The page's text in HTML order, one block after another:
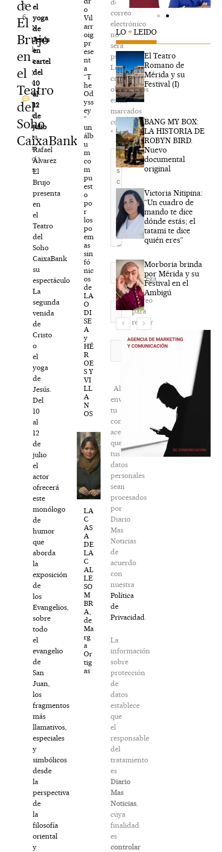
de
El
Brujo
en
el
Teatro
del
Soho
CaixaBank
2
6
N
o
h
a
y
c
o
m
e
n
ta
ri
o
s
el
yoga
de
Jesús
en
cartel
del
10
al
12
de
julio
Rafael
Álvarez
El
Brujo
presenta
en
el
Teatro
del
Soho
CaixaBank
su
espectáculo
La
segunda
venida
de
Cristo
o
el
yoga
de
Jesús.
Del
10
al
12
de
julio
el
actor
ofrecerá
este
monólogo
de
humor
que
aborda
la
exposición
de
los
Evangelios,
sobre
todo
el
evangelio
de
San
Juan,
los
fragmentos
más
llamativos,
especiales
y
simbólicos
desde
la
perspectiva
de
la
filosofía
oriental
y
o
Vil
arr
oig
pr
ese
nt
a
“T
he
Od
yss
ey
”
un
álb
u
m
co
m
pu
est
o
po
r
los
po
em
as
sin
fó
nic
os
de
LA
O
DI
SE
A
y
HÉ
R
OE
S Y
VI
LL
A
N
OS
LA
C
AS
A
DE
LA
C
AL
LE
SO
M
BR
A,
de
Ma
rg
a
Or
tig
as
de
correo
electrónico
no
será
publicada.
Los
campos
obligatorios
están
marcados
con
*
Escribe
aquí...
Nombre*
Correo
electrónico*
Agréga
mi
correo
para
recibir
la
newsletter
Al
enviar
tu
comentario,
aceptas
que
tus
datos
personales
sean
procesados
por
Diario
Mas
Noticias
de
acuerdo
con
nuestra
Política
de
Privacidad
La
información
sobre
protección
de
datos
establece
que
el
responsable
del
tratamiento
es
Diario
Mas
Noticias
cuya
finalidad
es
controlar
LO + LEIDO
El Teatro
Romano de
Mérida y su
Festival (I)
BANG MY BOX:
LA HISTORIA DE
ROBYN BIRD.
Nuevo
documental
original
Victoria Nitipina:
“Un cuadro de
mando te dice
dónde estás; el
tatami te dice
quién eres”
Morboria brinda
por Mérida y su
Festival en el
Ambigú